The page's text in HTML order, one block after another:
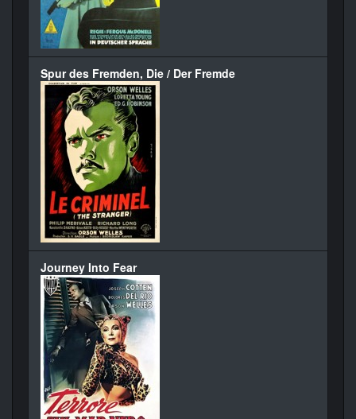
Spur des Fremden, Die / Der Fremde
Journey Into Fear